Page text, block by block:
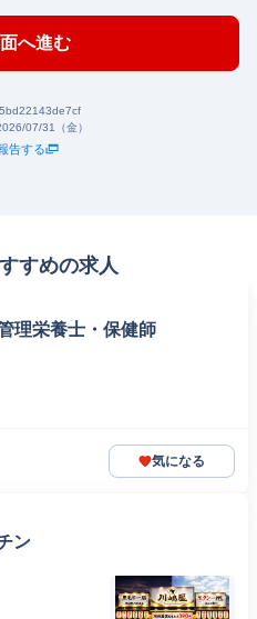
へ進む
07/31（金）
告する
すめの求人
理栄養士・保健師
気になる
ン